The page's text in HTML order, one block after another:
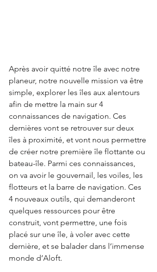
Après avoir quitté notre île avec notre
planeur, notre nouvelle mission va être
simple, explorer les îles aux alentours
afin de mettre la main sur 4
connaissances de navigation. Ces
dernières vont se retrouver sur deux
îles à proximité, et vont nous permettre
de créer notre première île flottante ou
bateau-île. Parmi ces connaissances,
on va avoir le gouvernail, les voiles, les
flotteurs et la barre de navigation. Ces
4 nouveaux outils, qui demanderont
quelques ressources pour être
construit, vont permettre, une fois
placé sur une île, à voler avec cette
dernière, et se balader dans l’immense
monde d’Aloft.